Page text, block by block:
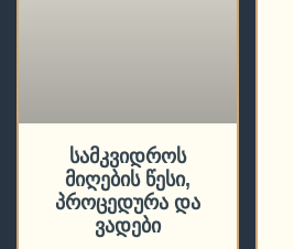
სამკვიდროს
მიღების წესი,
პროცედურა და
ვადები